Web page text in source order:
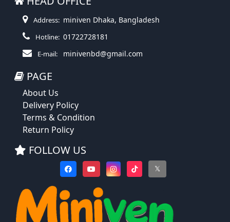
Address: miniven Dhaka, Bangladesh
Hotline: 01722728181
E-mail: minivenbd@gmail.com
PAGE
About Us
Delivery Policy
Terms & Condition
Return Policy
FOLLOW US
𝕏